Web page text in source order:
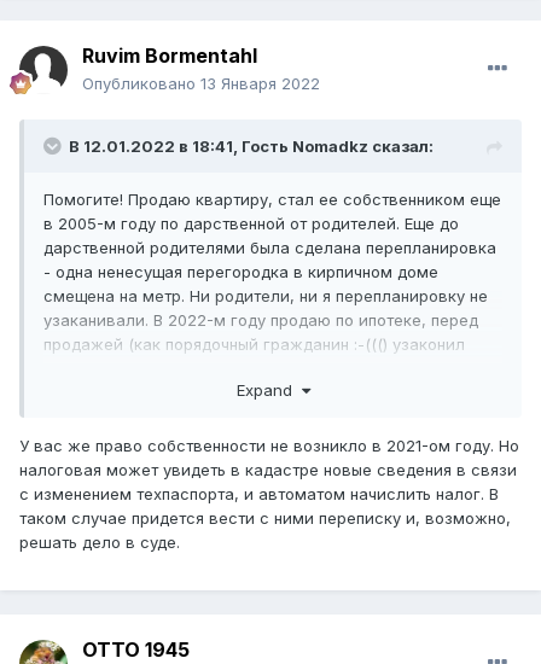
Ruvim Bormentahl
Опубликовано 13 Января 2022
В 12.01.2022 в 18:41, Гость Nomadkz сказал:
Помогите! Продаю квартиру, стал ее собственником еще
в 2005-м году по дарственной от родителей. Еще до
дарственной родителями была сделана перепланировка
- одна ненесущая перегородка в кирпичном доме
смещена на метр. Ни родители, ни я перепланировку не
узаканивали. В 2022-м году продаю по ипотеке, перед
продажей (как порядочный гражданин :-((() узаконил
эксплуатацию. Теперь при оформлении купли-продажи
10% от всей стоимости квартиры (огромная сумма), т.к.
акт ввода зарегистрирован всего месяц назад и не
прошел год. Неужели это так, ведь владел этой
квартирой на протяжении 16-ти лет?
Expand
У вас же право собственности не возникло в 2021-ом году. Но
налоговая может увидеть в кадастре новые сведения в связи
с изменением техпаспорта, и автоматом начислить налог. В
таком случае придется вести с ними переписку и, возможно,
решать дело в суде.
ОТТО 1945